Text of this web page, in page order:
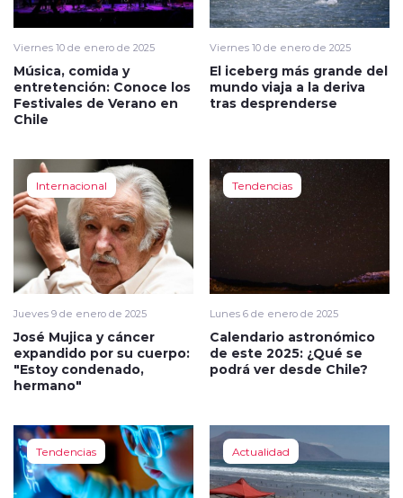
Viernes 10 de enero de 2025
Música, comida y
entretención: Conoce los
Festivales de Verano en
Chile
Viernes 10 de enero de 2025
El iceberg más grande del
mundo viaja a la deriva
tras desprenderse
Internacional
Jueves 9 de enero de 2025
José Mujica y cáncer
expandido por su cuerpo:
"Estoy condenado,
hermano"
Tendencias
Lunes 6 de enero de 2025
Calendario astronómico
de este 2025: ¿Qué se
podrá ver desde Chile?
Tendencias Actualidad